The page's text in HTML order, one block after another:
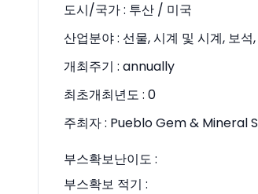
도시/국가 : 투산 / 미국
산업분야 : 선물, 시계 및 시계, 보
개최주기 : annually
최초개최년도 : 0
주최자 : Pueblo Gem & Mineral
부스확보난이도 :
부스확보 적기 :